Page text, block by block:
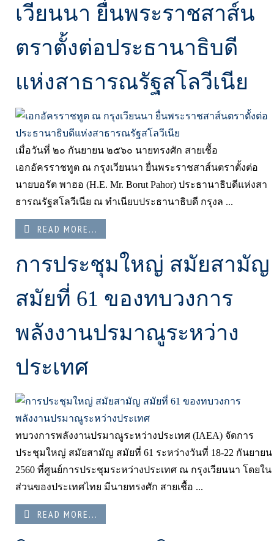
เวียนนา ยื่นพระราชสาส์น
ตราตั้งต่อประธานาธิบดี
แห่งสาธารณรัฐสโลวีเนีย
เมื่อวันที่ ๒๐ กันยายน ๒๕๖๐ นายทรงศัก สายเชื้อ
เอกอัครราชทูต ณ กรุงเวียนนา ยื่นพระราชสาส์นตราตั้งต่อ
นายบอรัต พาฮอ (H.E. Mr. Borut Pahor) ประธานาธิบดีแห่งสา
ธารณรัฐสโลวีเนีย ณ ทำเนียบประธานาธิบดี กรุงล ...
READ MORE...
การประชุมใหญ่ สมัยสามัญ
สมัยที่ 61 ของทบวงการ
พลังงานปรมาณูระหว่าง
ประเทศ
ทบวงการพลังงานปรมาณูระหว่างประเทศ (IAEA) จัดการ
ประชุมใหญ่ สมัยสามัญ สมัยที่ 61 ระหว่างวันที่ 18-22 กันยายน
2560 ที่ศูนย์การประชุมระหว่างประเทศ ณ กรุงเวียนนา โดยใน
ส่วนของประเทศไทย มีนายทรงศัก สายเชื้อ ...
READ MORE...